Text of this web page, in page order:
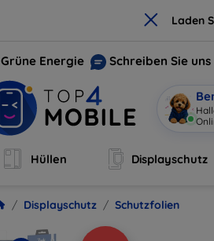
× Laden
Grüne Energie Schreiben Sie uns
O|
Hüllen Displayschutz
Displayschutz Schutzfolien